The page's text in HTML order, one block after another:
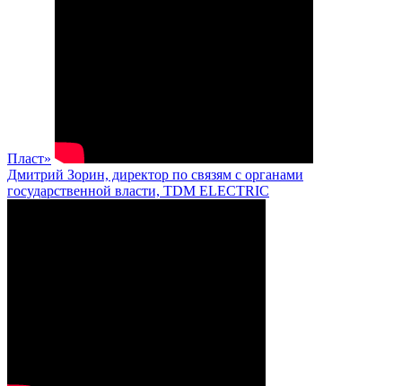
Пласт»
Дмитрий Зорин, директор по связям с органами
государственной власти, TDM ELECTRIC